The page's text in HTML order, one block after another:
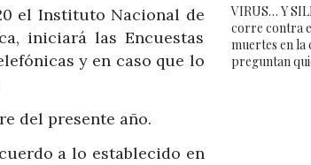
el Instituto Nacional de
iniciará las Encuestas
y en caso que lo
del presente año.
a lo establecido en
VIRUS… Y
corre contra
muertes en la
preguntan